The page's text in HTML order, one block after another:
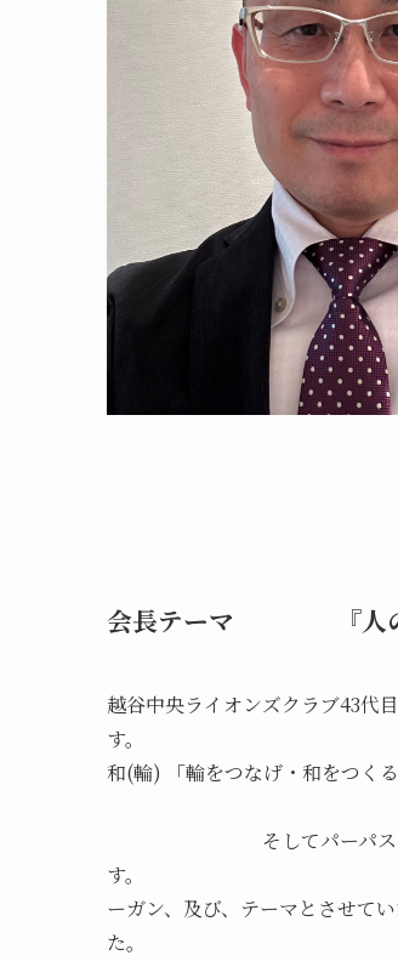
会長テーマ 『人の
越谷中央ライオンズクラブ43代
す。 私の人生と会
和(輪) 「輪を
そしてパーパス、目的は
す。 そのブ
ーガン、及び、テーマとさせて
た。 理